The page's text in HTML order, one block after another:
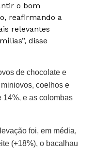
o bom
reafirmando a
relevantes
disse
de chocolate e
coelhos e
14%, e as colombas
foi, em média,
(+18%), o bacalhau